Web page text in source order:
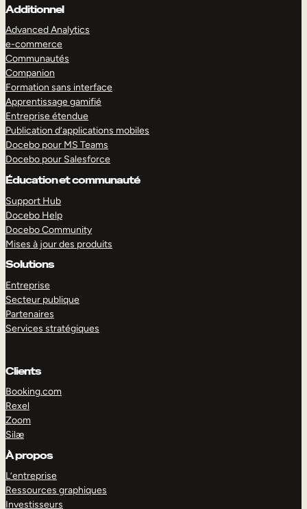
Additionnel
Advanced Analytics
e-commerce
Communautés
Companion
Formation sans interface
Apprentissage gamifié
Entreprise étendue
Publication d’applications mobiles
Docebo pour MS Teams
Docebo pour Salesforce
Éducation et communauté
Support Hub
Docebo Help
Docebo Community
Mises à jour des produits
Solutions
Entreprise
Secteur publique
Partenaires
Services stratégiques
Clients
Booking.com
Rexel
Zoom
Silæ
À propos
L’entreprise
Ressources graphiques
Investisseurs